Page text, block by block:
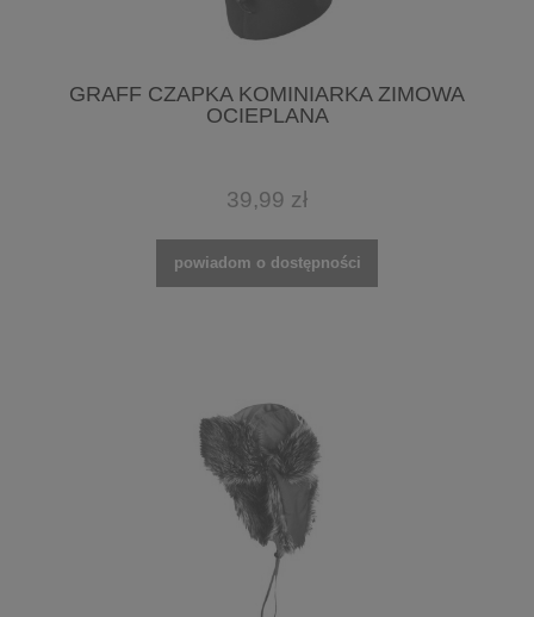
GRAFF CZAPKA KOMINIARKA ZIMOWA
OCIEPLANA
39,99 zł
powiadom o dostępności